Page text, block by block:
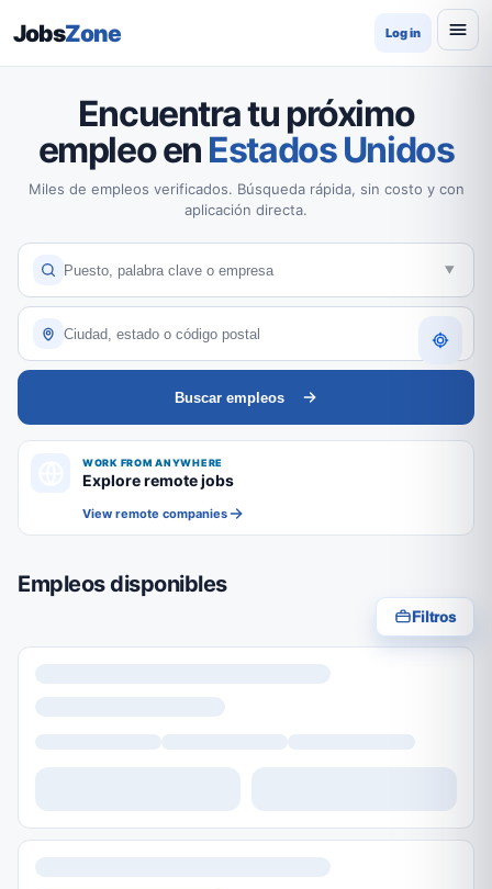
JobsZone Log in
Encuentra tu próximo
empleo en Estados Unidos
Miles de empleos verificados. Búsqueda rápida, sin costo y con
aplicación directa.
Buscar empleos
WORK FROM ANYWHERE
Explore remote jobs
View remote companies
Empleos disponibles
Filtros